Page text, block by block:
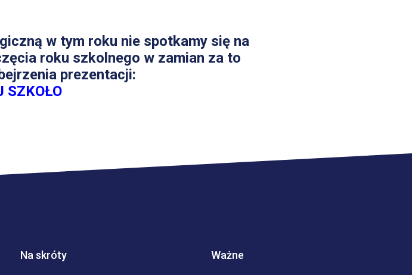
w tym roku nie spotkamy się na
roku szkolnego w zamian za to
prezentacji:
SZKOŁO
Na skróty Ważne